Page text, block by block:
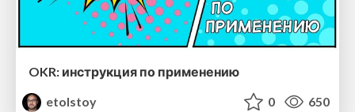
OKR: инструкция по применению
etolstoy
0 650